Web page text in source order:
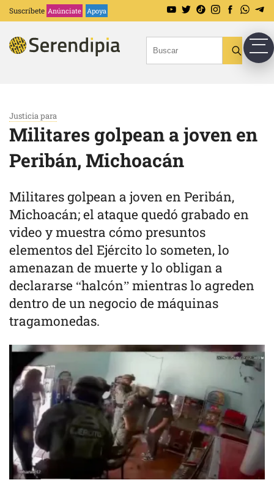
Suscríbete Anúnciate Apoya
Justicia para
Militares golpean a joven en
Peribán, Michoacán
Militares golpean a joven en Peribán,
Michoacán; el ataque quedó grabado en
video y muestra cómo presuntos
elementos del Ejército lo someten, lo
amenazan de muerte y lo obligan a
declararse “halcón” mientras lo agreden
dentro de un negocio de máquinas
tragamonedas.